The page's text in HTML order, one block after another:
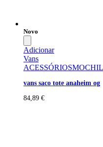
Novo
Adicionar
Vans
ACESSÓRIOS
vans saco tote anaheim og
84,89 €